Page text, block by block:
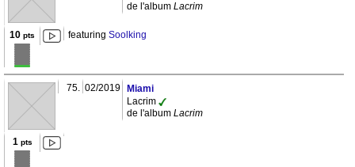
de l'album Lacrim
10 pts featuring Soolking
75. 02/2019
Miami
Lacrim
de l'album Lacrim
1 pts